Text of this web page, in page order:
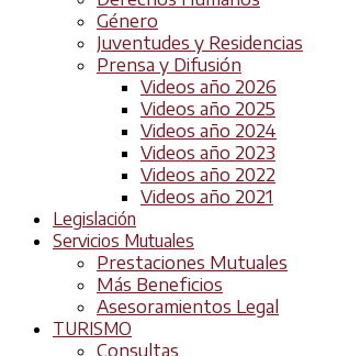
Género
Juventudes y Residencias
Prensa y Difusión
Videos año 2026
Videos año 2025
Videos año 2024
Videos año 2023
Videos año 2022
Videos año 2021
Legislación
Servicios Mutuales
Prestaciones Mutuales
Más Beneficios
Asesoramientos Legal
TURISMO
Consultas